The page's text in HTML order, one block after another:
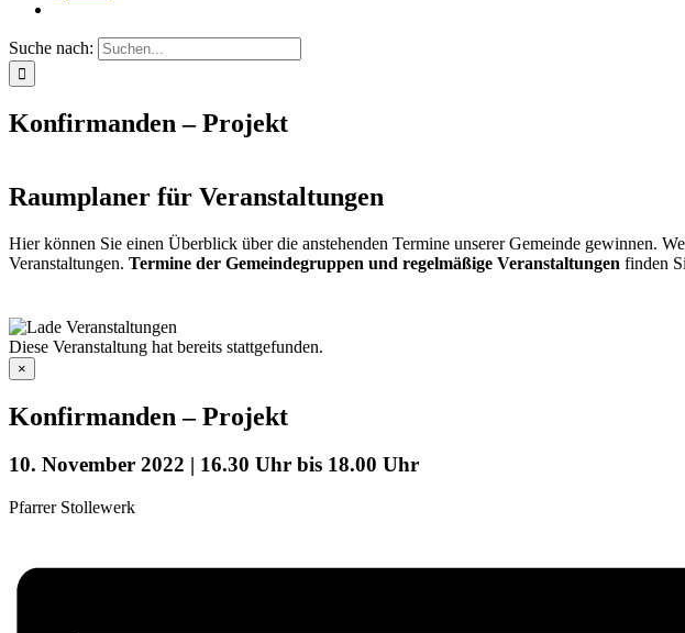
Suche nach:
Konfirmanden – Projekt
Raumplaner für Veranstaltungen
Hier können Sie einen Überblick über die anstehenden Termine unserer Gemeinde gewinnen.
Veranstaltungen. Termine der Gemeindegruppen und regelmäßige Veranstaltungen finden
Diese Veranstaltung hat bereits stattgefunden.
×
Konfirmanden – Projekt
10. November 2022 | 16.30 Uhr bis 18.00 Uhr
Pfarrer Stollewerk